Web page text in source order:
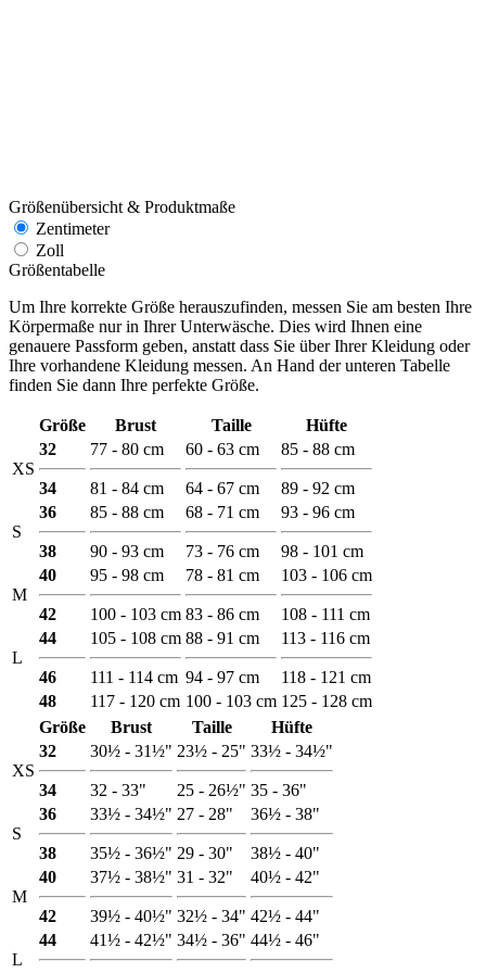
Größenübersicht & Produktmaße
Zentimeter
Zoll
Größentabelle
Um Ihre korrekte Größe herauszufinden, messen Sie am besten Ihre
Körpermaße nur in Ihrer Unterwäsche. Dies wird Ihnen eine
genauere Passform geben, anstatt dass Sie über Ihrer Kleidung oder
Ihre vorhandene Kleidung messen. An Hand der unteren Tabelle
finden Sie dann Ihre perfekte Größe.
Größe Brust Taille Hüfte
XS
32
34
77 - 80 cm
81 - 84 cm
60 - 63 cm
64 - 67 cm
85 - 88 cm
89 - 92 cm
S
36
38
85 - 88 cm
90 - 93 cm
68 - 71 cm
73 - 76 cm
93 - 96 cm
98 - 101 cm
M
40
42
95 - 98 cm
100 - 103 cm
78 - 81 cm
83 - 86 cm
103 - 106 cm
108 - 111 cm
L
44
46
105 - 108 cm
111 - 114 cm
88 - 91 cm
94 - 97 cm
113 - 116 cm
118 - 121 cm
48
117 - 120 cm 100 - 103 cm 125 - 128 cm
Größe
Brust Taille Hüfte
XS
32
34
30½ - 31½"
32 - 33"
23½ - 25"
25 - 26½"
33½ - 34½"
35 - 36"
S
36
38
33½ - 34½"
35½ - 36½"
27 - 28"
29 - 30"
36½ - 38"
38½ - 40"
M
40
42
37½ - 38½"
39½ - 40½"
31 - 32"
32½ - 34"
40½ - 42"
42½ - 44"
L
44 41½ - 42½" 34½ - 36" 44½ - 46"